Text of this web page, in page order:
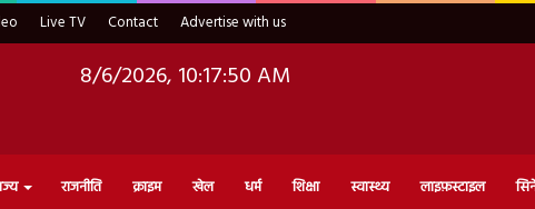
Live TV Contact Advertise with us
8/6/2026, 10:17:51 AM
राजनीति क्राइम खेल धर्म शिक्षा स्वास्थ्य लाइफ़स्टाइल